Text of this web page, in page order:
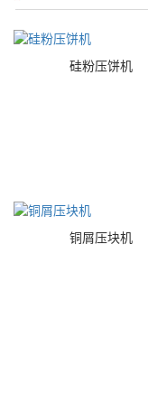
硅粉压饼机
铜屑压块机